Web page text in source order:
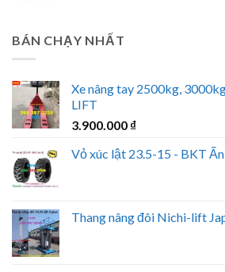
BÁN CHẠY NHẤT
Xe nâng tay 2500kg,
LIFT
3.900.000 ₫
Vỏ xúc lật 23.5-15 - BKT
Thang nâng đôi Nichi-lift